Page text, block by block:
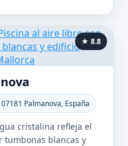
★ 8.8
Palmanova, España
cristalina refleja el
tumbonas blancas y